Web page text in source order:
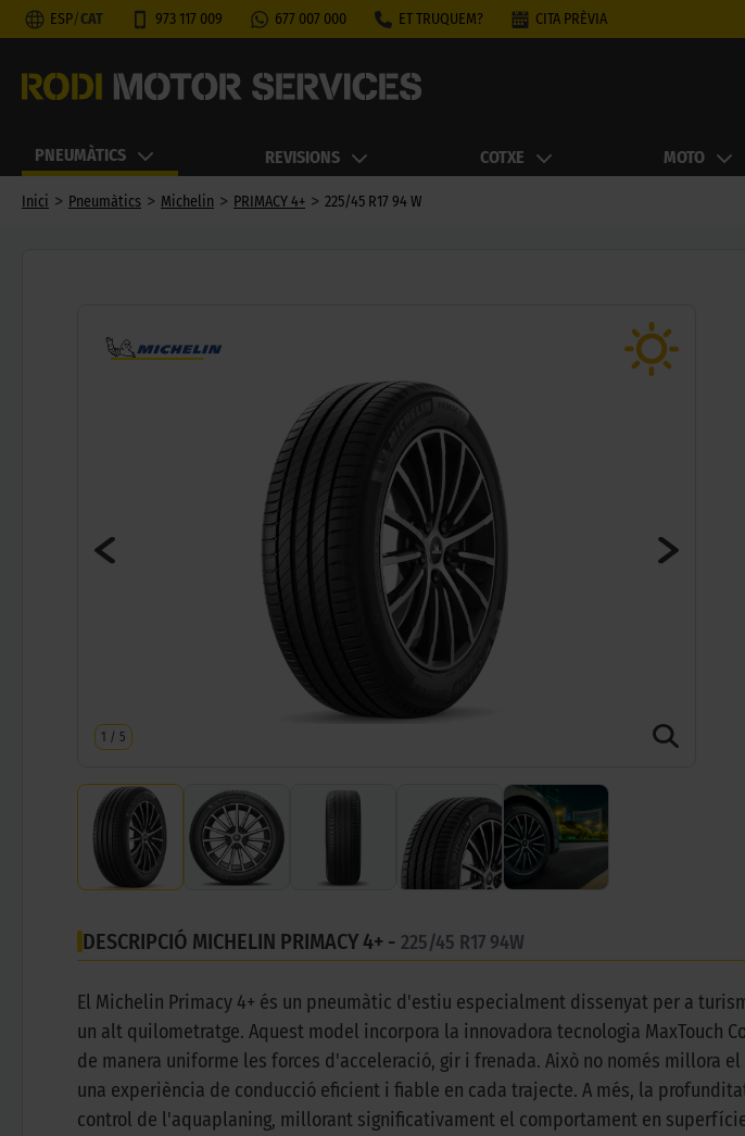
ESP/CAT 973 117 009 677 007 000 ET TRUQUEM? CITA PRÈVIA
PNEUMÀTICS REVISIONS COTXE MOTO
Inici > Pneumàtics > Michelin > PRIMACY 4+ > 225/45 R17 94 W
1 / 5
DESCRIPCIÓ MICHELIN PRIMACY 4+ - 225/45 R17 94W
El Michelin Primacy 4+ és un pneumàtic d'estiu especialment dissenyat per a
un alt quilometratge. Aquest model incorpora la innovadora tecnologia
de manera uniforme les forces d'acceleració, gir i frenada. Això no només
una experiència de conducció eficient i fiable en cada trajecte. A més, la
control de l'aquaplaning, millorant significativament el comportament en